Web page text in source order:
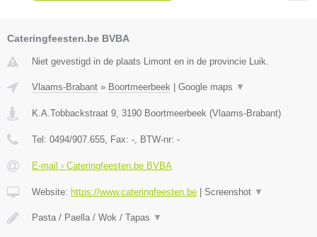
Cateringfeesten.be BVBA
Niet gevestigd in de plaats Limont en in de provincie Luik.
Vlaams-Brabant » Boortmeerbeek Google maps ▼
K.A.Tobbackstraat 9 3190 Boortmeerbeek (Vlaams-Brabant)
Tel: 0494/907.655 , Fax: - , BTW-nr: -
E-mail › Cateringfeesten.be BVBA
Website: https://www.cateringfeesten.be Screenshot ▼
Pasta / Paella / Wok / Tapas ▼